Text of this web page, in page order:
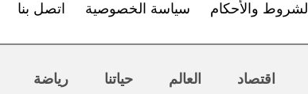
الشروط والأحكام سياسة الخصوصية اتصل بنا
اقتصاد العالم حياتنا رياضة